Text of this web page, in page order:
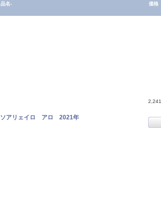
品名- 価格
ソアリェイロ アロ 2021年